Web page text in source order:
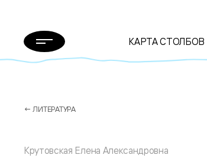
КАРТА СТОЛБОВ
← ЛИТЕРАТУРА
Крутовская Елена Александровна